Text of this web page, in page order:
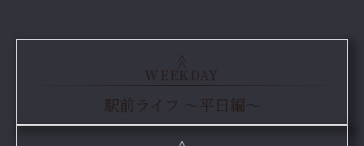
WEEKDAY
駅前ライフ 〜平日編〜